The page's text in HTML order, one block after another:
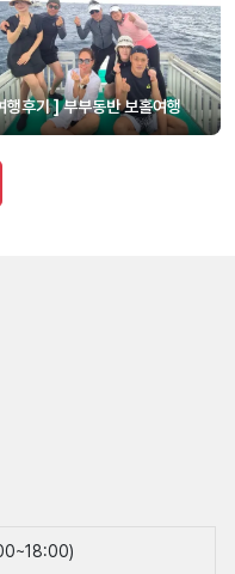
[여행후기 ] 부부동반 보홀여행